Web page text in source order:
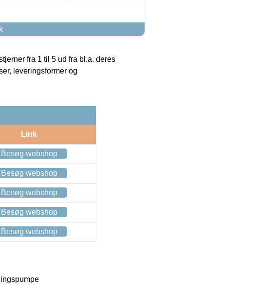
fra 1 til 5 ud fra bl.a. deres
leveringsformer og
Link
Besøg webshop
Besøg webshop
Besøg webshop
Besøg webshop
Besøg webshop